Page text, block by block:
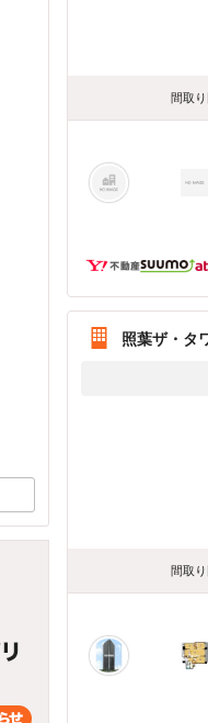
間取り
照葉ザ・タ
間取り